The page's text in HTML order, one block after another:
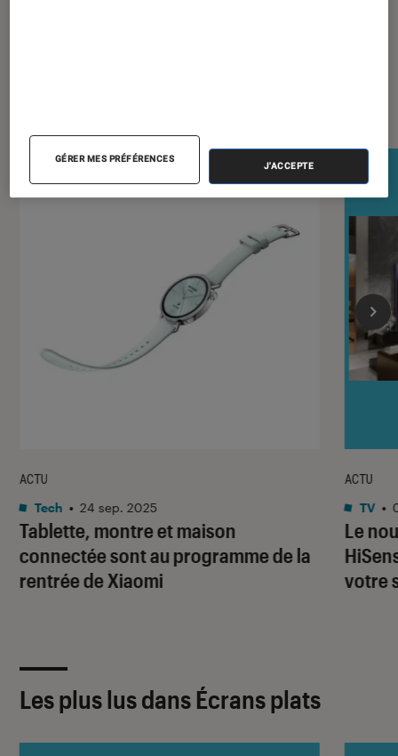
Tablette, montre et maison
connectée sont au programme de la
rentrée de Xiaomi
ACTU
Tech • 24 sep. 2025
Le
votre
ACTU
TV •
Les plus lus dans Écrans plats
GÉRER MES PRÉFÉRENCES
J'ACCEPTE